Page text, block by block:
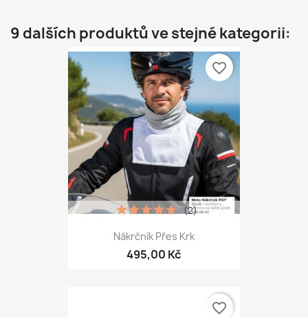
9 dalších produktů ve stejné kategorii:
Nákrčník Přes Krk
495,00 Kč
(2)
favorite_border
favorite_border